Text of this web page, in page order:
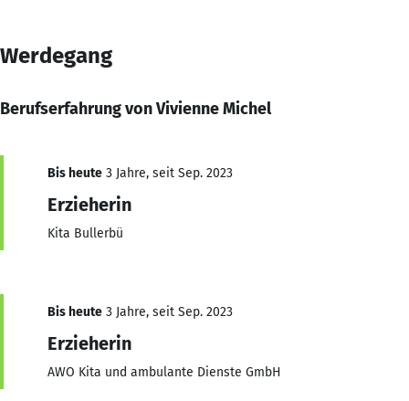
Werdegang
Berufserfahrung von Vivienne Michel
Bis heute 3 Jahre, seit Sep. 2023
Erzieherin
Kita Bullerbü
Bis heute 3 Jahre, seit Sep. 2023
Erzieherin
AWO Kita und ambulante Dienste GmbH